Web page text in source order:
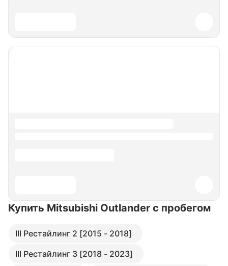
Купить Mitsubishi Outlander с пробегом
III Рестайлинг 2 [2015 - 2018]
III Рестайлинг 3 [2018 - 2023]